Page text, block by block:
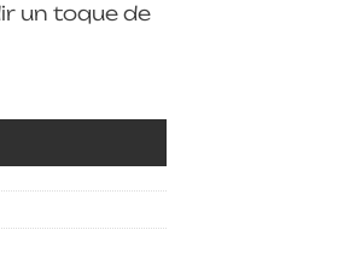
un toque de